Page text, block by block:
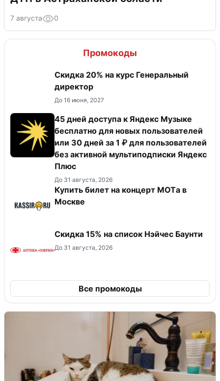
7 августа 0
Промокоды
Скидка 20% на курс Генеральный
директор
До 16 июня, 2027
45 дней доступа к Яндекс Музыке
бесплатно для новых пользователей
или 30 дней за 1 ₽ для пользователей
без активной мультиподписки Яндекс
Плюс
До 31 августа, 2026
Купить билет на концерт MOTа в
Москве
Скидка 15% на список Нэйчес Баунти
До 31 августа, 2026
Все промокоды